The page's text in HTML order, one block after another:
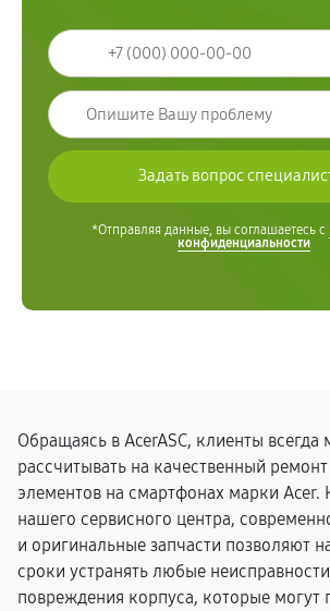
*Отправляя данные, вы соглашаетесь с
конфиденциальности
Обращаясь в AcerASC, клиенты всегда
рассчитывать на качественный
элементов на смартфонах марки Acer.
нашего сервисного центра,
и оригинальные запчасти позволяют
сроки устранять любые
повреждения корпуса, которые могут